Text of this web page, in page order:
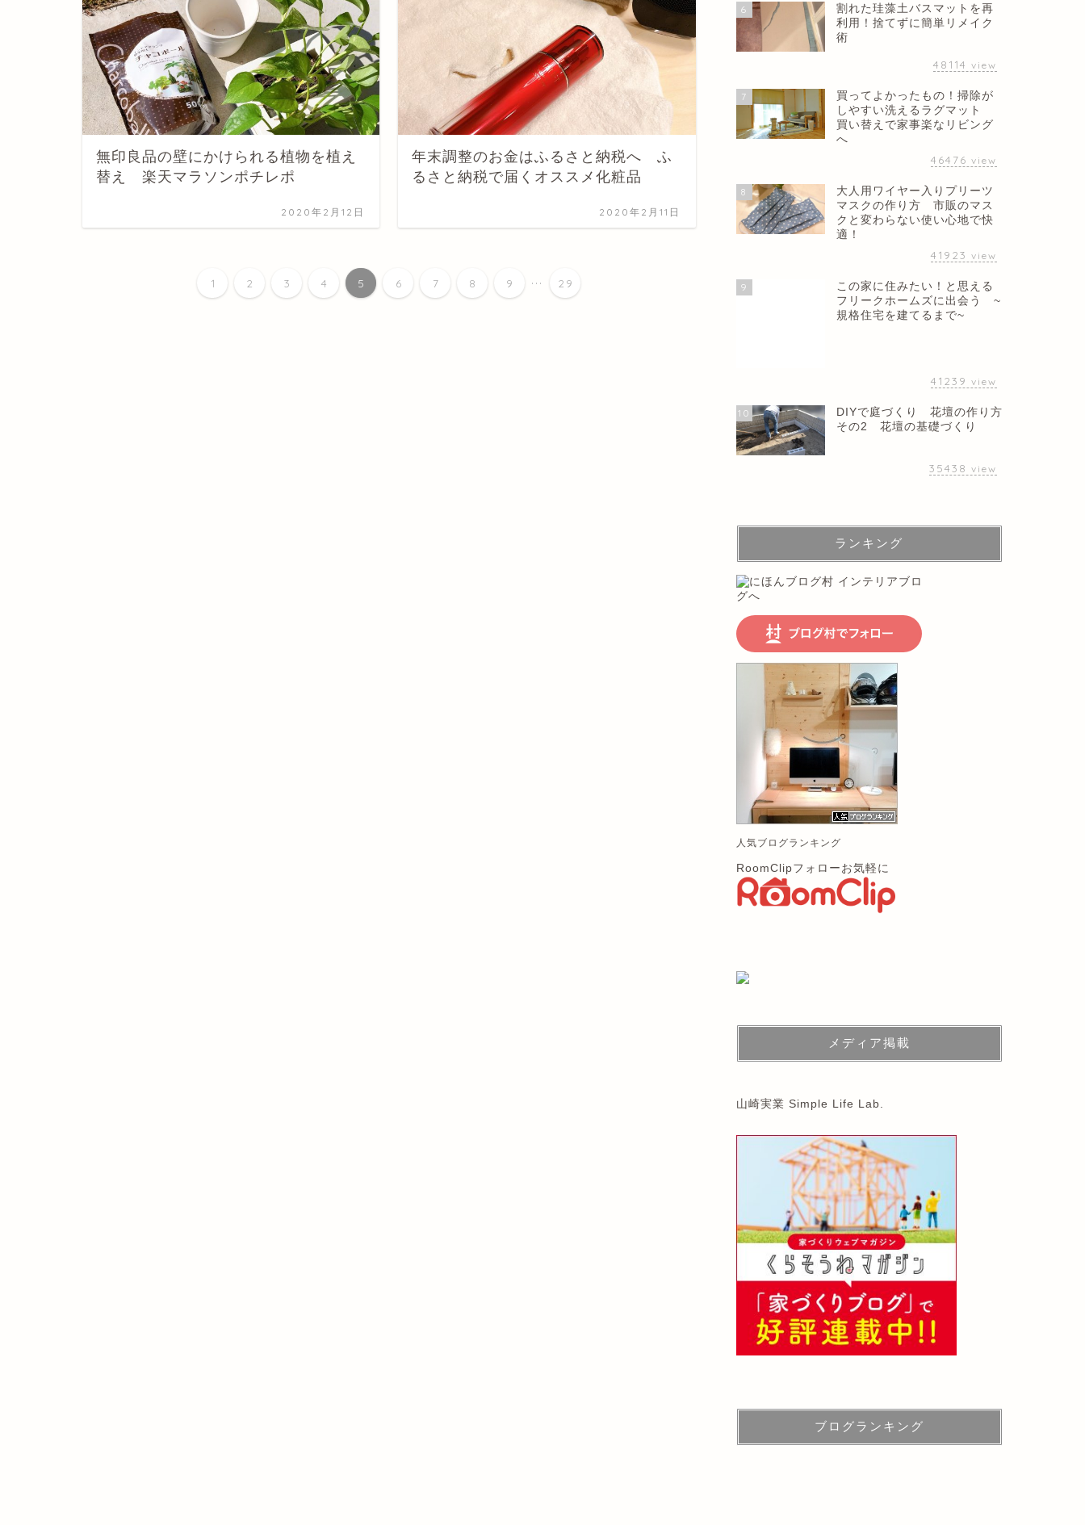
無印良品の壁にかけられる植物を植え
替え 楽天マラソンポチレポ
2020年2月12日
年末調整のお金はふるさと納税へ ふ
るさと納税で届くオススメ化粧品
2020年2月11日
1 2 3 4 5 6 7 8 9 ... 29
6
割れた珪藻土バスマットを再
利用！捨てずに簡単リメイク
術
48114 view
7
買ってよかったもの！掃除が
しやすい洗えるラグマット
買い替えで家事楽なリビング
へ
46476 view
8
大人用ワイヤー入りプリーツ
マスクの作り方 市販のマス
クと変わらない使い心地で快
適！
41923 view
9
この家に住みたい！と思える
フリークホームズに出会う ~
規格住宅を建てるまで~
41239 view
10
DIYで庭づくり 花壇の作り方
その2 花壇の基礎づくり
35438 view
ランキング
人気ブログランキング
RoomClipフォローお気軽に
メディア掲載
山崎実業 Simple Life Lab.
ブログランキング